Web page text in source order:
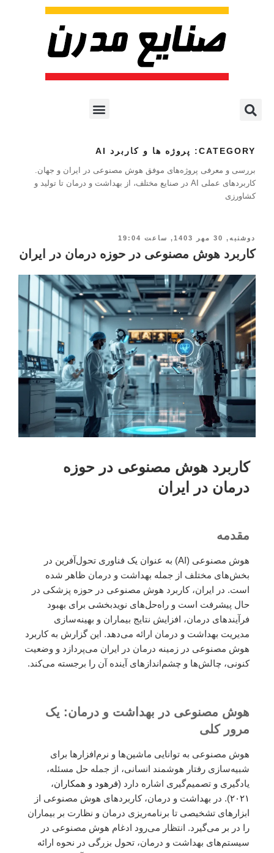
CATEGORY: پروژه ها و کاربرد AI
بررسی و معرفی پروژه‌های موفق هوش مصنوعی در ایران و جهان.
کاربردهای عملی AI در صنایع مختلف، از بهداشت و درمان تا تولید و
کشاورزی
دوشنبه, 30 مهر 1403, ساعت 19:04
کاربرد هوش مصنوعی در حوزه درمان در ایران
کاربرد هوش مصنوعی در حوزه
درمان در ایران
مقدمه
هوش مصنوعی (AI) به عنوان یک فناوری تحول‌آفرین در
بخش‌های مختلف از جمله بهداشت و درمان ظاهر شده
است. در ایران، کاربرد هوش مصنوعی در حوزه پزشکی در
حال پیشرفت است و راه‌حل‌های نویدبخشی برای بهبود
فرآیندهای درمان، افزایش نتایج بیماران و بهینه‌سازی
مدیریت بهداشت و درمان ارائه می‌دهد. این گزارش به کاربرد
هوش مصنوعی در زمینه درمان در ایران می‌پردازد و وضعیت
کنونی، چالش‌ها و چشم‌اندازهای آینده آن را برجسته می‌کند.
هوش مصنوعی در بهداشت و درمان: یک
مرور کلی
هوش مصنوعی به توانایی ماشین‌ها و نرم‌افزارها برای
شبیه‌سازی رفتار هوشمند انسانی، از جمله حل مسئله،
یادگیری و تصمیم‌گیری اشاره دارد (فرهود و همکاران،
۲۰۲۱). در بهداشت و درمان، کاربردهای هوش مصنوعی از
ابزارهای تشخیصی تا برنامه‌ریزی درمان و نظارت بر بیماران
را در بر می‌گیرد. انتظار می‌رود ادغام هوش مصنوعی در
سیستم‌های بهداشت و درمان، تحول بزرگی در نحوه ارائه